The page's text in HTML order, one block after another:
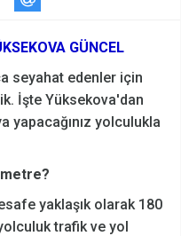
GÜNCEL
seyahat edenler için
İşte Yüksekova'dan
yapacağınız yolculukla
yaklaşık olarak 180
trafik ve yol